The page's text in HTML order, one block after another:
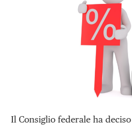
Il Consiglio federale ha